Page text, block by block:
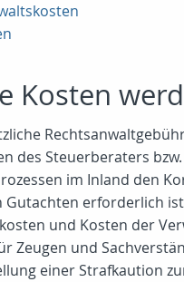
Kosten
des Steuerberaters
im Inland den
Gutachten erforderlich
und Kosten der
Zeugen und
einer Strafkaution